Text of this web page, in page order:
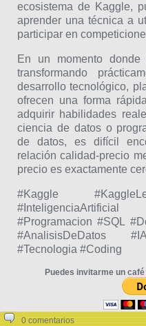
ecosistema de Kaggle,
aprender una técnica a
participar en
En un momento
transformando
desarrollo tecnológico,
ofrecen una forma
adquirir habilidades
ciencia de datos o
de datos, es difícil
relación calidad-precio
precio es exactamente
#Kaggle
#Programacion #SQL
#AnalisisDeDatos
#Tecnologia #Coding
Puedes invitarme un
0 comentarios